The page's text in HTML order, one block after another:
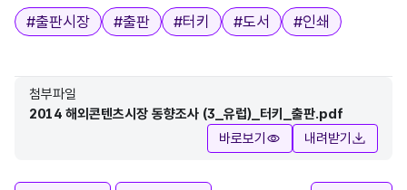
태그
#출판시장 #출판 #터키 #도서 #인쇄
첨부파일
2014 해외콘텐츠시장 동향조사 (3_유럽)_터키_출판.pdf
바로보기
내려받기